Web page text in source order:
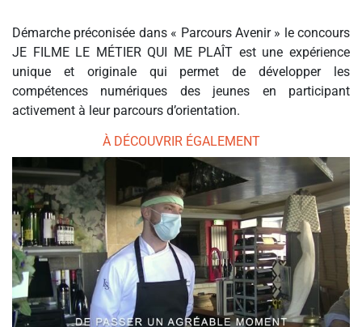
Démarche préconisée dans « Parcours Avenir » le concours
JE FILME LE MÉTIER QUI ME PLAÎT est une expérience
unique et originale qui permet de développer les
compétences numériques des jeunes en participant
activement à leur parcours d’orientation.
À DÉCOUVRIR ÉGALEMENT